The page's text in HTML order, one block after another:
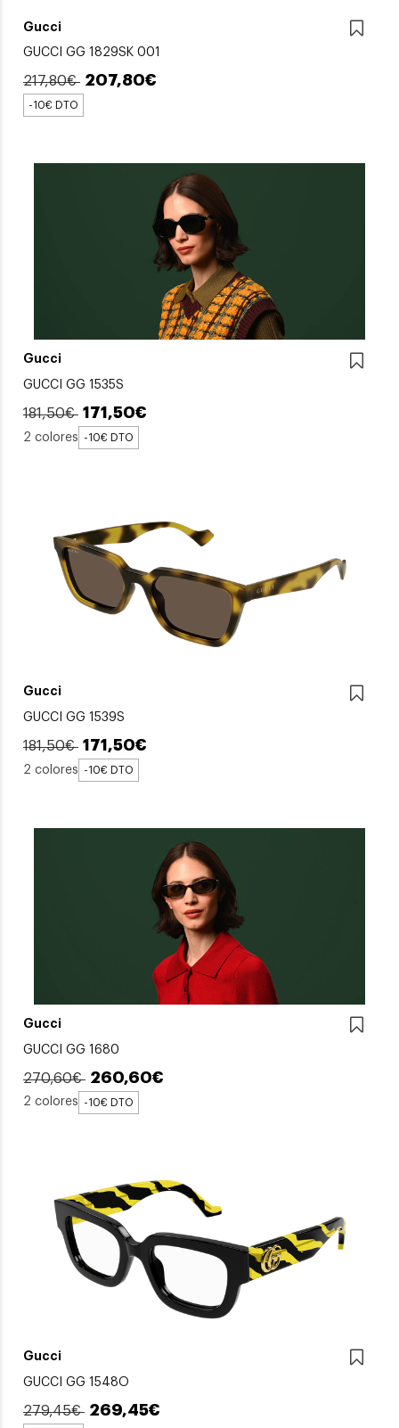
Gucci
GUCCI GG 1829SK 001
217,80€ 207,80€
-10€ DTO
Gucci
GUCCI GG 1535S
181,50€ 171,50€
2 colores -10€ DTO
Gucci
GUCCI GG 1539S
181,50€ 171,50€
2 colores -10€ DTO
Gucci
GUCCI GG 1680
270,60€ 260,60€
2 colores -10€ DTO
Gucci
GUCCI GG 1548O
279,45€ 269,45€